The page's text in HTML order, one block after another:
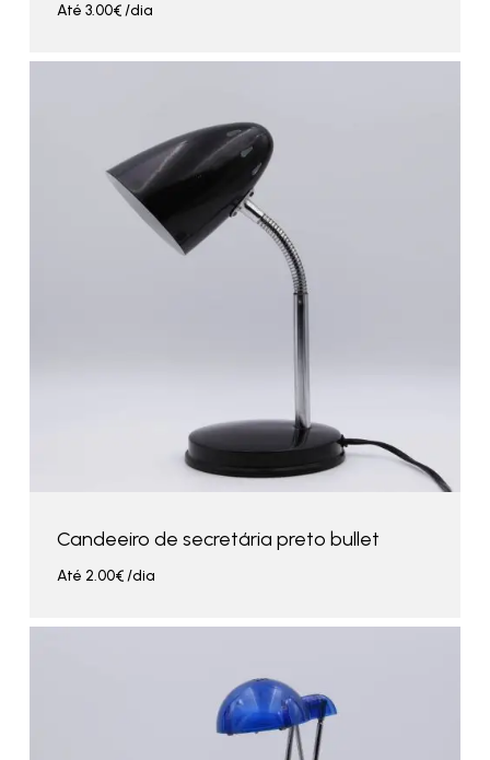
Até 3.00€/dia
Candeeiro de secretária preto bullet
Até 2.00€/dia